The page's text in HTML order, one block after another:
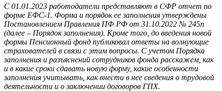
С 01.01.2023 работодатели представляют в СФР отчет по
форме ЕФС-1. Форма и порядок ее заполнения утверждены
Постановлением Правления ПФ РФ от 31.10.2022 № 245п
(далее – Порядок заполнения). Кроме того, до введения новой
формы Пенсионный фонд публиковал ответы на волнующие
страхователей в связи с этим вопросы. С учетом Порядка
заполнения и разъяснений сотрудников фонда расскажем, как
и в какие сроки сдавать новую форму, какие особенности
заполнения учитывать, как внести в нее сведения о трудовой
деятельности и о заключении договоров ГПХ.